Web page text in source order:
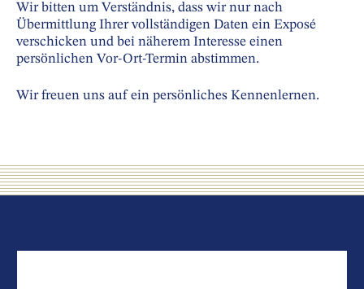
Wir bitten um Verständnis, dass wir nur nach
Übermittlung Ihrer vollständigen Daten ein Exposé
verschicken und bei näherem Interesse einen
persönlichen Vor-Ort-Termin abstimmen.
Wir freuen uns auf ein persönliches Kennenlernen.